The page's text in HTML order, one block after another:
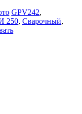
GPV242,
250, Сварочный,